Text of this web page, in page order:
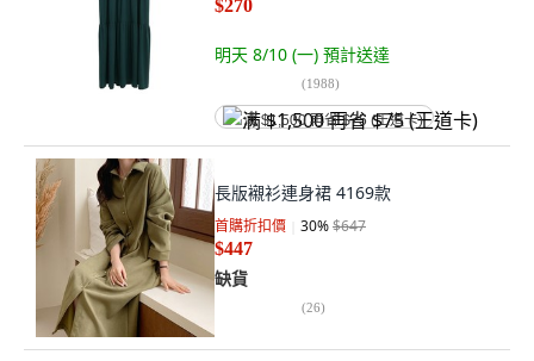
$270
明天 8/10 (一) 預計送達
(1988)
满 $1,500 再省 $75 (王道卡)
長版襯衫連身裙 4169款
首購折扣價 30%$647
$447
缺貨
(26)